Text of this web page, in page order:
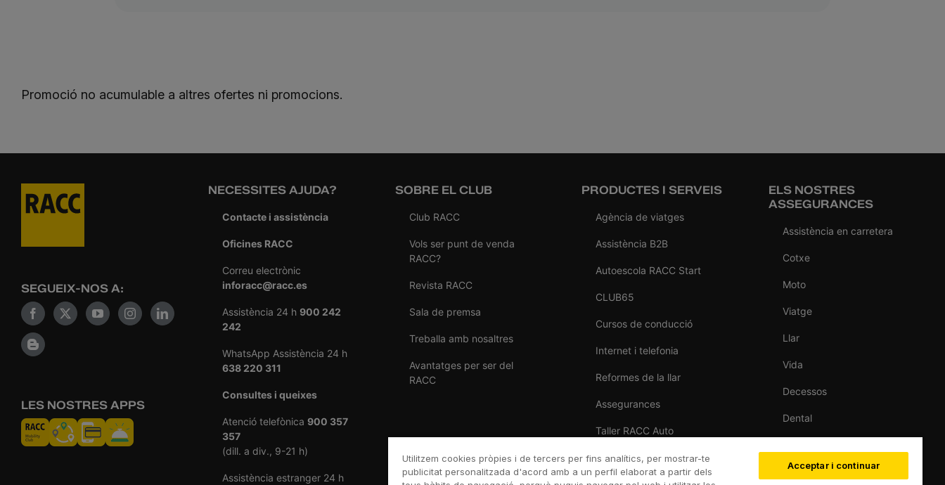
Promoció no acumulable a altres ofertes ni promocions.
SEGUEIX-NOS A:
LES NOSTRES APPS
NECESSITES AJUDA?
Contacte i assistència
Oficines RACC
Correu electrònic
inforacc@racc.es
Assistència 24 h 900 242
242
WhatsApp Assistència 24 h
638 220 311
Consultes i queixes
Atenció telefònica 900 357
357
(dill. a div., 9-21 h)
Assistència estranger 24 h
SOBRE EL CLUB
Club RACC
Vols ser punt de venda
RACC?
Revista RACC
Sala de premsa
Treballa amb nosaltres
Avantatges per ser del
RACC
PRODUCTES I SERVEIS
Agència de viatges
Assistència B2B
Autoescola RACC Start
CLUB65
Cursos de conducció
Internet i telefonia
Reformes de la llar
Assegurances
Taller RACC Auto
Venda de cotxes
ELS NOSTRES
ASSEGURANCES
Assistència en carretera
Cotxe
Moto
Viatge
Llar
Vida
Decessos
Dental
Esquí
Utilitzem cookies pròpies i de tercers per fins analítics, per mostrar-te
publicitat personalitzada d'acord amb a un perfil elaborat a partir dels
Acceptar i continuar